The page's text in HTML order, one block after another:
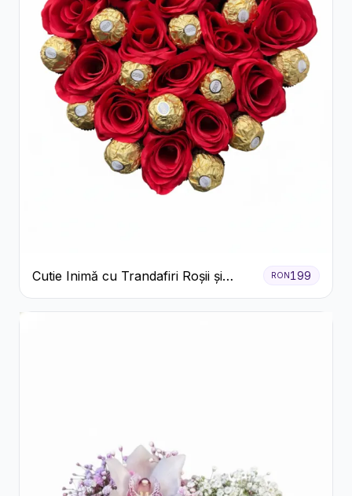
Cutie Inimă cu Trandafiri Roșii și
Ferrero Rocher
RON199